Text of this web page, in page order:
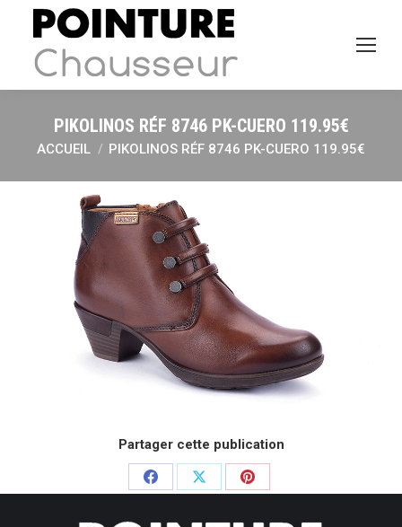
PIKOLINOS RÉF 8746 PK-CUERO 119.95€
Vous êtes ici :
ACCUEIL PIKOLINOS RÉF 8746 PK-CUERO 119.95€
Partager cette publication
PartagerPartagerPartager